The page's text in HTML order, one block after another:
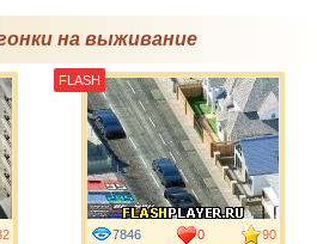
на выживание
7846 0 90
FLASH